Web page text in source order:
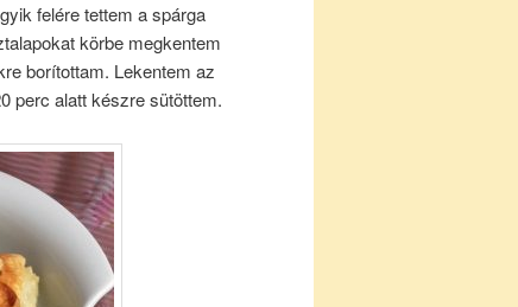
felére tettem a spárga
körbe megkentem
borítottam. Lekentem az
perc alatt készre sütöttem.